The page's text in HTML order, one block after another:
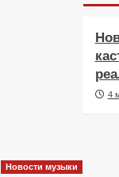
4
Новости музыки